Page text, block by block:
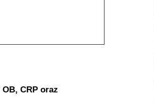
OB, CRP oraz